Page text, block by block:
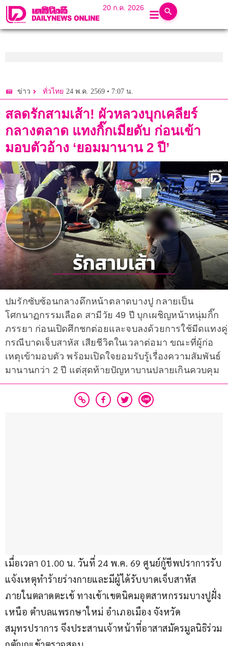
20 ก.ค. 2026
ข่าว ทั่วไทย 24 พ.ค. 2569 • 7:07 น.
สลดรักสามเส้า! ผัวหลวงบุกเคลียร์
กลางตลาด แทงกิ๊กเมียดับ ก่อนเข้า
มอบตัวอ้าง ‘ยอมมานาน 2 ปี’
ปมรักซับซ้อนกลางดึกหน้าตลาดบางปู กลายเป็น
โศกนาฏกรรมเลือด สามีวัย 49 ปี บุกเผชิญหน้าหนุ่มกิ๊ก
ภรรยา ก่อนเปิดศึกชกต่อยและจบลงด้วยการใช้มีดแทงคู่
กรณีบาดเจ็บสาหัส เสียชีวิตในเวลาต่อมา ขณะที่ผู้ก่อ
เหตุเข้ามอบตัว พร้อมเปิดใจยอมรับรู้เรื่องความสัมพันธ์
มานานกว่า 2 ปี แต่สุดท้ายปัญหาบานปลายเกินควบคุม
เมื่อเวลา 01.00 น. วันที่ 24 พ.ค. 69 ศูนย์กู้ชีพปราการรับ
แจ้งเหตุทำร้ายร่างกายและมีผู้ได้รับบาดเจ็บสาหัส
ภายในตลาดตะเข้ ทางเข้าเขตนิคมอุตสาหกรรมบางปูฝั่ง
เหนือ ตำบลแพรกษาใหม่ อำเภอเมือง จังหวัด
สมุทรปราการ จึงประสานเจ้าหน้าที่อาสาสมัครมูลนิธิร่วม